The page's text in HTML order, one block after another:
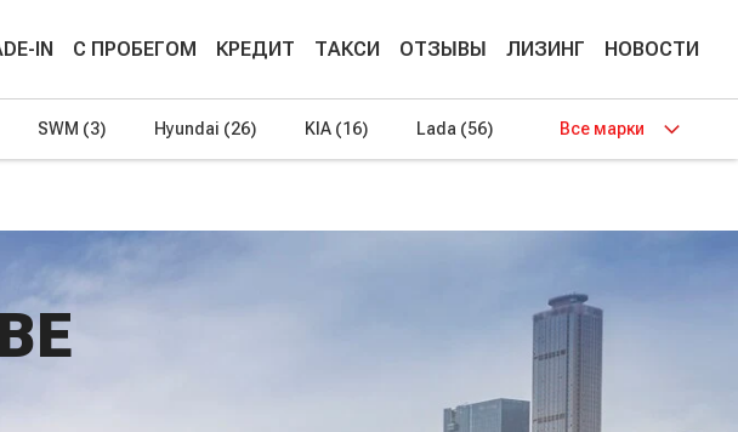
IN С ПРОБЕГОМ КРЕДИТ ТАКСИ ОТЗЫВЫ ЛИЗИНГ НОВОСТИ
SWM (3) Hyundai (26) KIA (16) Lada (56) Все марки